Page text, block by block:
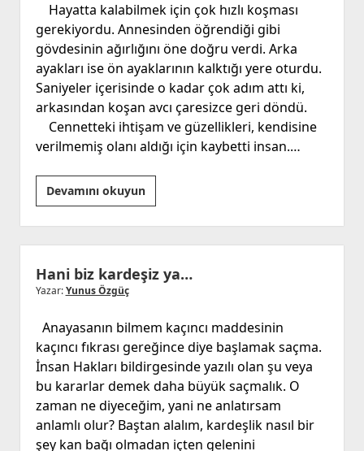
Hayatta kalabilmek için çok hızlı koşması
gerekiyordu. Annesinden öğrendiği gibi
gövdesinin ağırlığını öne doğru verdi. Arka
ayakları ise ön ayaklarının kalktığı yere oturdu.
Saniyeler içerisinde o kadar çok adım attı ki,
arkasından koşan avcı çaresizce geri döndü.
Cennetteki ihtişam ve güzellikleri, kendisine
verilmemiş olanı aldığı için kaybetti insan.…
Devamını okuyunAdem
Hani biz kardeşiz ya…
Yazar:Yunus Özgüç
Anayasanın bilmem kaçıncı maddesinin
kaçıncı fıkrası gereğince diye başlamak saçma.
İnsan Hakları bildirgesinde yazılı olan şu veya
bu kararlar demek daha büyük saçmalık. O
zaman ne diyeceğim, yani ne anlatırsam
anlamlı olur? Baştan alalım, kardeşlik nasıl bir
şey kan bağı olmadan içten gelenini